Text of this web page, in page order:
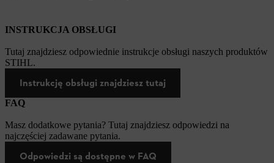
INSTRUKCJA OBSŁUGI
Tutaj znajdziesz odpowiednie instrukcje obsługi naszych produktów
STIHL.
Instrukcję obsługi znajdziesz tutaj
FAQ
Masz dodatkowe pytania? Tutaj znajdziesz odpowiedzi na
najczęściej zadawane pytania.
Odpowiedzi są dostępne w FAQ